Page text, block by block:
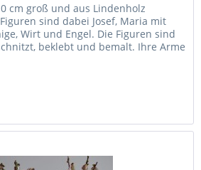
cm groß und aus Lindenholz
sind dabei Josef, Maria mit
Wirt und Engel. Die Figuren sind
beklebt und bemalt. Ihre Arme